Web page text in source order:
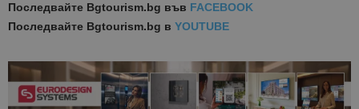
Последвайте Bgtourism.bg във FACEBOOK
Последвайте Bgtourism.bg в YOUTUBE